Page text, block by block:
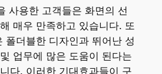
사용한 고객들은 화면의 선
매우 만족하고 있습니다. 또
폴더블한 디자인과 뛰어난 성
업무에 많은 도움이 된다는
다. 이러한 기대효과들이 구